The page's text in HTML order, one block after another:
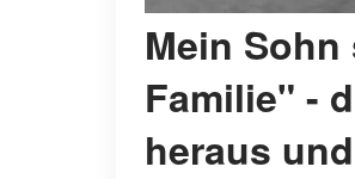
Mein
Familie" -
heraus